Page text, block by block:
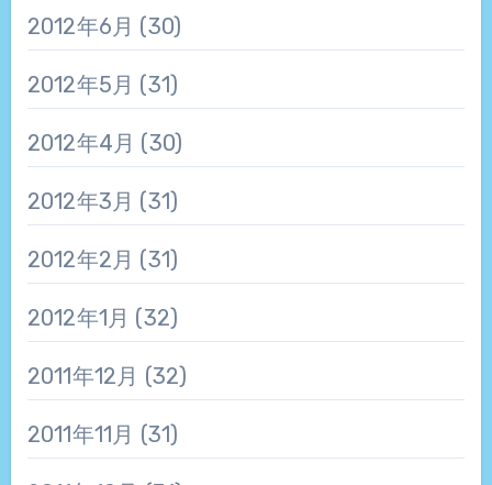
2012年6月 (30)
2012年5月 (31)
2012年4月 (30)
2012年3月 (31)
2012年2月 (31)
2012年1月 (32)
2011年12月 (32)
2011年11月 (31)